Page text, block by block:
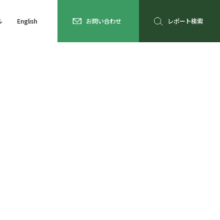
English お問い合わせ レポート検索